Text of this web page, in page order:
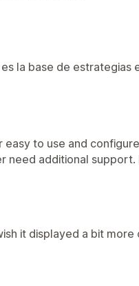
la base de estrategias
easy to use and
need additional support.
it displayed a bit